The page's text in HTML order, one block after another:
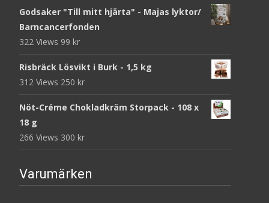
Godsaker "Till mitt hjärta" - Majas lyktor/
Barncancerfonden
322 Views 99 kr
Risbräck Lösvikt i Burk - 1,5 kg
312 Views 250 kr
Nöt-Créme Chokladkräm Storpack - 108 x
18 g
266 Views 300 kr
Varumärken